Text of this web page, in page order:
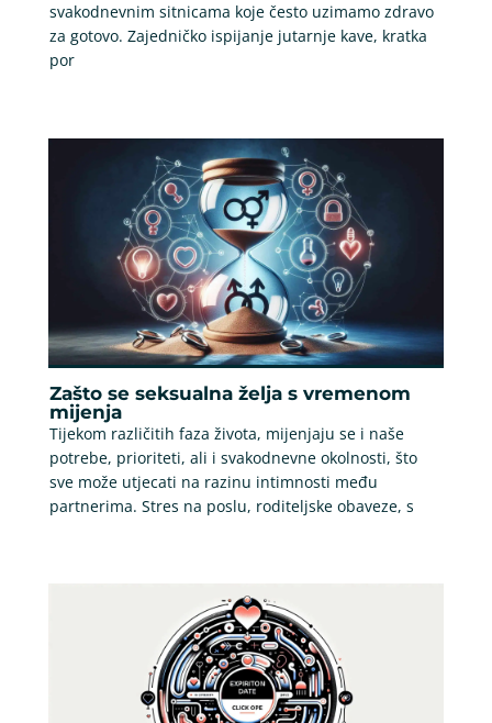
svakodnevnim sitnicama koje često uzimamo zdravo
za gotovo. Zajedničko ispijanje jutarnje kave, kratka
por
Zašto se seksualna želja s vremenom
mijenja
Tijekom različitih faza života, mijenjaju se i naše
potrebe, prioriteti, ali i svakodnevne okolnosti, što
sve može utjecati na razinu intimnosti među
partnerima. Stres na poslu, roditeljske obaveze, s